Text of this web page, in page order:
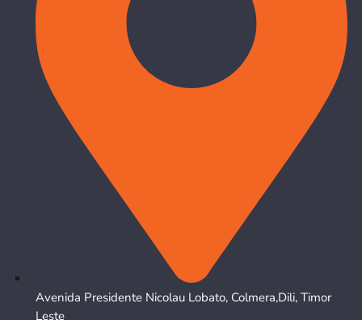
Avenida Presidente Nicolau Lobato, Colmera,Dili, Timor
Leste